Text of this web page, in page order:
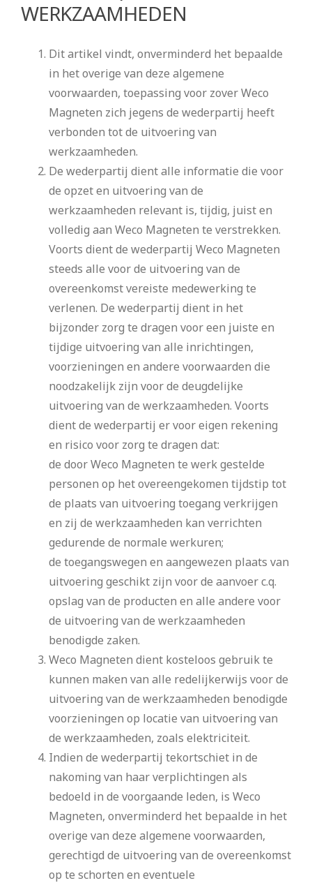
WERKZAAMHEDEN
Dit artikel vindt, onverminderd het bepaalde
in het overige van deze algemene
voorwaarden, toepassing voor zover Weco
Magneten zich jegens de wederpartij heeft
verbonden tot de uitvoering van
werkzaamheden.
De wederpartij dient alle informatie die voor
de opzet en uitvoering van de
werkzaamheden relevant is, tijdig, juist en
volledig aan Weco Magneten te verstrekken.
Voorts dient de wederpartij Weco Magneten
steeds alle voor de uitvoering van de
overeenkomst vereiste medewerking te
verlenen. De wederpartij dient in het
bijzonder zorg te dragen voor een juiste en
tijdige uitvoering van alle inrichtingen,
voorzieningen en andere voorwaarden die
noodzakelijk zijn voor de deugdelijke
uitvoering van de werkzaamheden. Voorts
dient de wederpartij er voor eigen rekening
en risico voor zorg te dragen dat:
de door Weco Magneten te werk gestelde
personen op het overeengekomen tijdstip tot
de plaats van uitvoering toegang verkrijgen
en zij de werkzaamheden kan verrichten
gedurende de normale werkuren;
de toegangswegen en aangewezen plaats van
uitvoering geschikt zijn voor de aanvoer c.q.
opslag van de producten en alle andere voor
de uitvoering van de werkzaamheden
benodigde zaken.
Weco Magneten dient kosteloos gebruik te
kunnen maken van alle redelijkerwijs voor de
uitvoering van de werkzaamheden benodigde
voorzieningen op locatie van uitvoering van
de werkzaamheden, zoals elektriciteit.
Indien de wederpartij tekortschiet in de
nakoming van haar verplichtingen als
bedoeld in de voorgaande leden, is Weco
Magneten, onverminderd het bepaalde in het
overige van deze algemene voorwaarden,
gerechtigd de uitvoering van de overeenkomst
op te schorten en eventuele